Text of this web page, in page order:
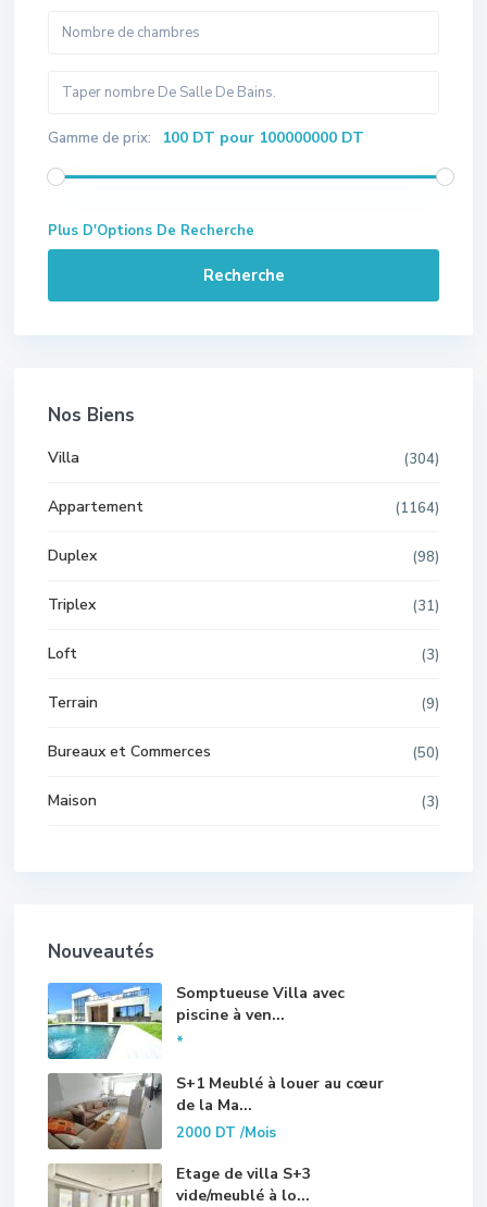
Gamme de prix: 100 DT pour 100000000 DT
Plus D'Options De Recherche
Recherche
Nos Biens
Villa (304)
Appartement (1164)
Duplex (98)
Triplex (31)
Loft (3)
Terrain (9)
Bureaux et Commerces (50)
Maison (3)
Nouveautés
Somptueuse Villa avec
piscine à ven...
*
S+1 Meublé à louer au cœur
de la Ma...
2000 DT/Mois
Etage de villa S+3
vide/meublé à lo...